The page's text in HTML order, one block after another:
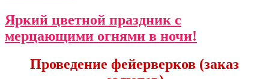
Яркий цветной праздник с
мерцающими огнями в ночи!
Проведение фейерверков (заказ